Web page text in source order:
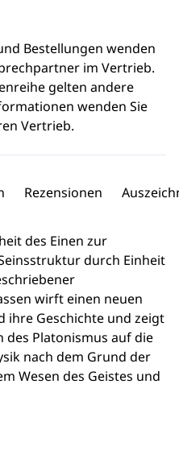
Bestellungen wenden
im Vertrieb.
gelten andere
wenden Sie
Vertrieb.
Rezensionen
des Einen zur
durch Einheit
wirft einen neuen
ihre Geschichte und zeigt
Platonismus auf die
nach dem Grund der
Wesen des Geistes und